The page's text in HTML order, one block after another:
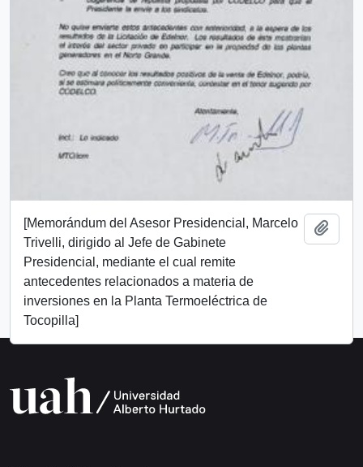
[Memorándum del Asesor Presidencial, Marcelo
Trivelli, dirigido al Jefe de Gabinete
Presidencial, mediante el cual remite
antecedentes relacionados a materia de
inversiones en la Planta Termoeléctrica de
Tocopilla]